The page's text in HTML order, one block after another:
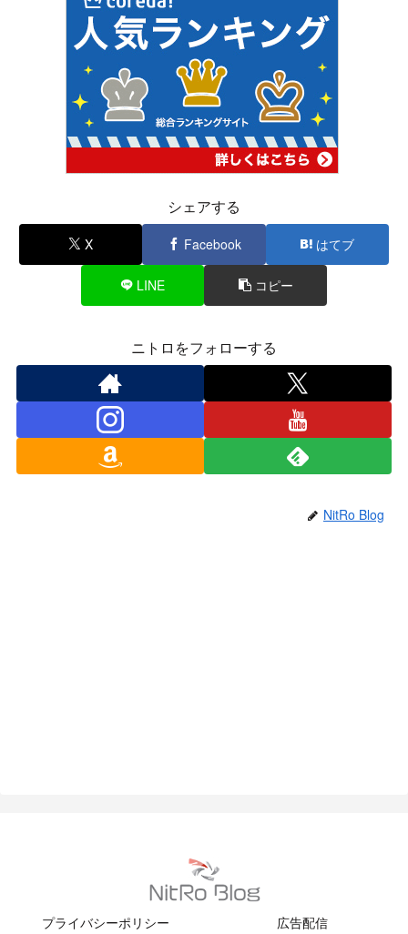
シェアする
X Facebook はてブ
LINE コピー
ニトロをフォローする
NitRo Blog
プライバシーポリシー 広告配信